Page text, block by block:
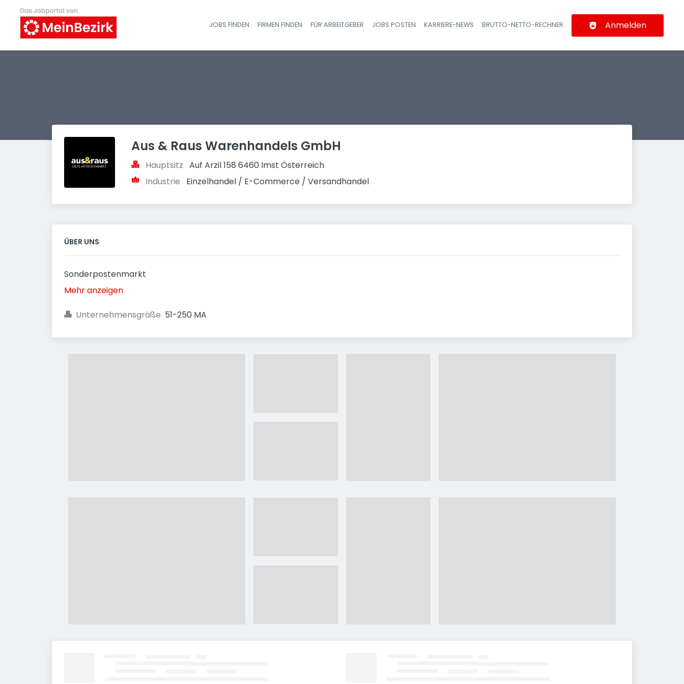
Haupt-Navigation
JOBS FINDEN FIRMEN FINDEN FÜR ARBEITGEBER JOBS POSTEN KARRIERE-NEWS BRUTTO-NETTO-RECHNER Anmelden
Aus & Raus Warenhandels GmbH
Hauptsitz Auf Arzil 158 6460 Imst Österreich
Industrie
Einzelhandel / E-Commerce / Versandhandel
ÜBER UNS
Sonderpostenmarkt
Mehr anzeigen
Unternehmensgröße 51-250 MA